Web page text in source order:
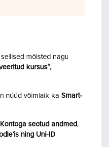
mõisted nagu
kursus“,
nüüd võimlaik ka Smart-
seotud andmed,
ning Uni-ID